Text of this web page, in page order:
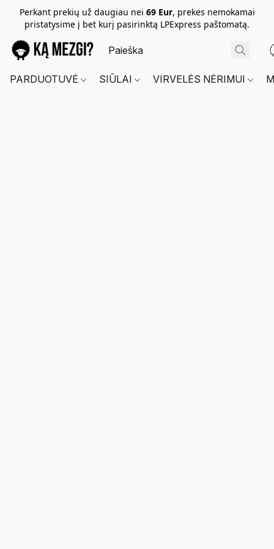
Perkant prekių už daugiau nei 69 Eur, prekes nemokamai
pristatysime į bet kurį pasirinktą LPExpress paštomatą.
PARDUOTUVĖ SIŪLAI VIRVELĖS NĖRIMUI